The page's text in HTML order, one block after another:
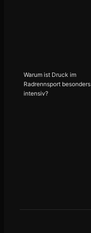
Warum ist Druck im
Radrennsport besonders
intensiv?